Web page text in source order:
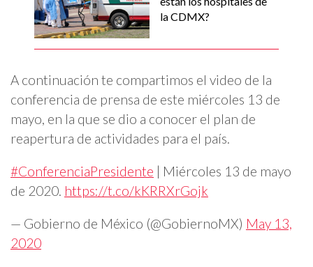
la CDMX?
A continuación te compartimos el video de la
conferencia de prensa de este miércoles 13 de
mayo, en la que se dio a conocer el plan de
reapertura de actividades para el país.
#ConferenciaPresidente | Miércoles 13 de mayo
de 2020. https://t.co/kKRRXrGojk
— Gobierno de México (@GobiernoMX) May 13,
2020